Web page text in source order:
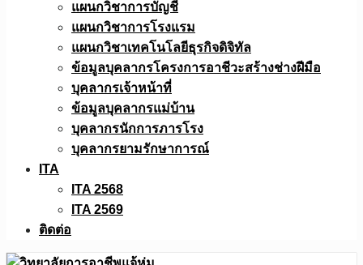
แผนกวิชาการบัญชี
แผนกวิชาการโรงแรม
แผนกวิชาเทคโนโลยีธุรกิจดิจิทัล
ข้อมูลบุคลากรโครงการอาชีวะสร้างช่างฝีมือ
บุคลากรเจ้าหน้าที่
ข้อมูลบุคลากรแม่บ้าน
บุคลากรนักการภารโรง
บุคลากรยามรักษาการณ์
ITA
ITA 2568
ITA 2569
ติดต่อ